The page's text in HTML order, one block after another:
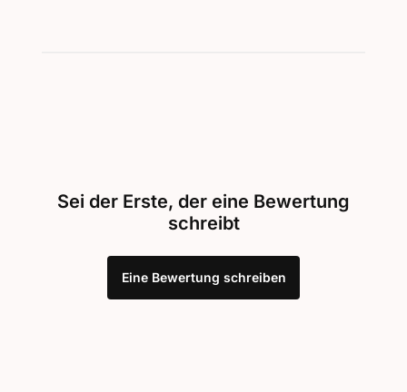
Sei der Erste, der eine Bewertung
schreibt
Eine Bewertung schreiben